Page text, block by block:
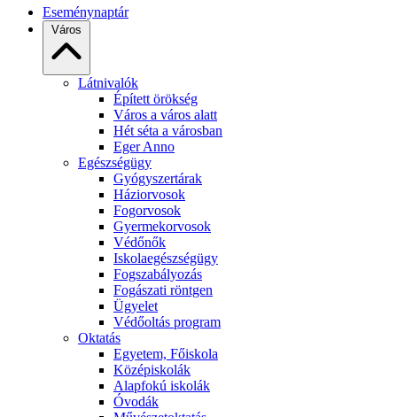
Eseménynaptár
Város
Látnivalók
Épített örökség
Város a város alatt
Hét séta a városban
Eger Anno
Egészségügy
Gyógyszertárak
Háziorvosok
Fogorvosok
Gyermekorvosok
Védőnők
Iskolaegészségügy
Fogszabályozás
Fogászati röntgen
Ügyelet
Védőoltás program
Oktatás
Egyetem, Főiskola
Középiskolák
Alapfokú iskolák
Óvodák